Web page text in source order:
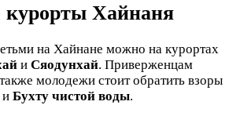
Хайнаня
на Хайнане можно на курортах
и Сяодунхай. Приверженцам
молодежи стоит обратить взоры
и Бухту чистой воды.